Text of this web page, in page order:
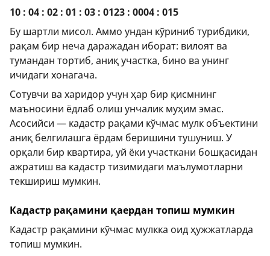
10 : 04 : 02 : 01 : 03 : 0123 : 0004 : 015
Бу шартли мисол. Аммо ундан кўриниб турибдики,
рақам бир неча даражадан иборат: вилоят ва
тумандан тортиб, аниқ участка, бино ва унинг
ичидаги хонагача.
Сотувчи ва харидор учун ҳар бир қисмнинг
маъносини ёдлаб олиш унчалик муҳим эмас.
Асосийси — кадастр рақами кўчмас мулк объектини
аниқ белгилашга ёрдам беришини тушуниш. У
орқали бир квартира, уй ёки участкани бошқасидан
ажратиш ва кадастр тизимидаги маълумотларни
текшириш мумкин.
Кадастр рақамини қаердан топиш мумкин
Кадастр рақамини кўчмас мулкка оид ҳужжатларда
топиш мумкин.